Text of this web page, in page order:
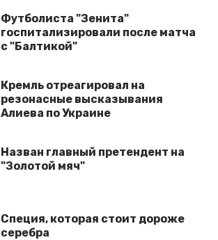
Футболиста "Зенита"
госпитализировали после матча
с "Балтикой"
Кремль отреагировал на
резонасные высказывания
Алиева по Украине
Назван главный претендент на
"Золотой мяч"
Специя, которая стоит дороже
серебра